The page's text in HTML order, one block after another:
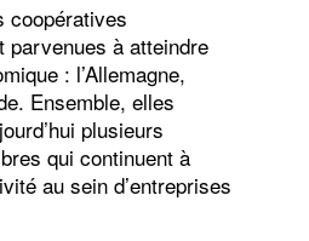
coopératives
parvenues à atteindre
: l’Allemagne,
Ensemble, elles
plusieurs
qui continuent à
au sein d’entreprises